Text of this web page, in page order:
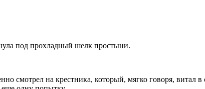
под прохладный шелк простыни.
на крестника, который, мягко говоря, витал в